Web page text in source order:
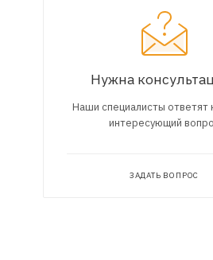
Нужна
Наши специалисты ответят
интересующий
ЗАДАТЬ ВОПРОС